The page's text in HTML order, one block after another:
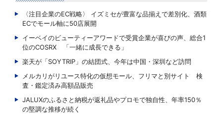
〈注目企業のEC戦略〉 イズミセが豊富な品揃えで差別化、酒類
ECでモール軸に50店展開
イーベイのビューティーアワードで受賞企業が喜びの声、総合1
位のCOSRX 「一緒に成長できる」
楽天が「SOYTRIP」の結団式、今年は中国・深圳など訪問
メルカリがリユース特化の仮想モール、フリマと別サイト 検
査・鑑定済み高額品販売
JALUXのふるさと納税が返礼品やプロモで独自性、年率150％
の堅調な推移が続く